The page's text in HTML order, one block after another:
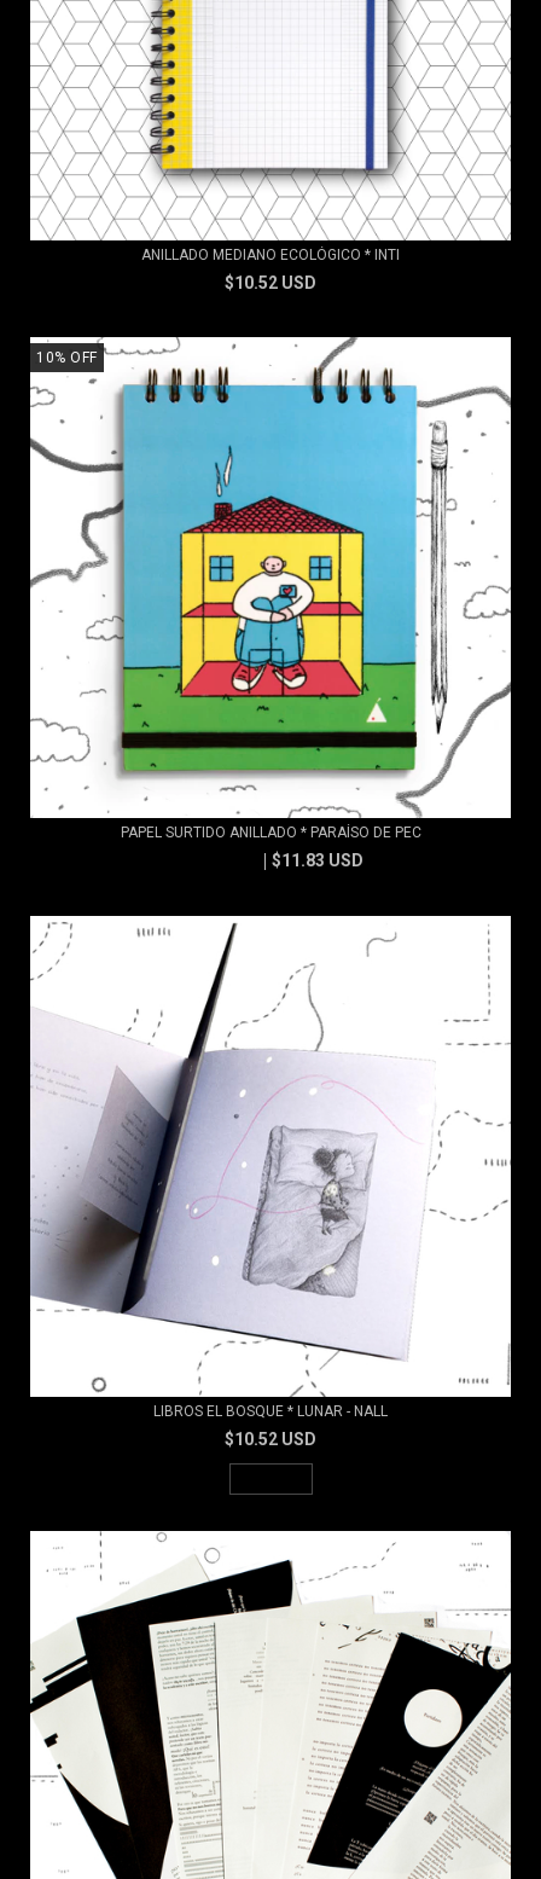
ANILLADO MEDIANO ECOLÓGICO * INTI
$10.52 USD
10% OFF
PAPEL SURTIDO ANILLADO * PARAÍSO DE PEC
$11.83 USD
LIBROS EL BOSQUE * LUNAR - NALL
$10.52 USD